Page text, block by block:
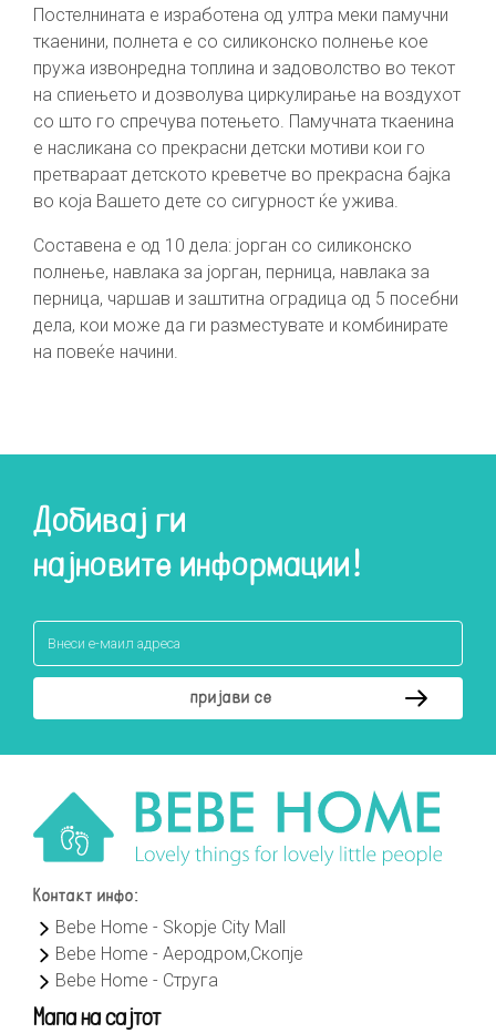
Постелнината е изработена од ултра меки памучни
ткаенини, полнета е со силиконско полнење кое
пружа извонредна топлина и задоволство во текот
на спиењето и дозволува циркулирање на воздухот
со што го спречува потењето. Памучната ткаенина
е насликана со прекрасни детски мотиви кои го
претвараат детското креветче во прекрасна бајка
во која Вашето дете со сигурност ќе ужива.
Составена е од 10 дела: јорган со силиконско
полнење, навлака за јорган, перница, навлака за
перница, чаршав и заштитна оградица од 5 посебни
дела, кои може да ги разместувате и комбинирате
на повеќе начини.
Добивај ги
најновите информации!
Контакт инфо:
Bebe Home - Skopje City Mall
Bebe Home - Аеродром,Скопје
Bebe Home - Струга
Мапа на сајтот